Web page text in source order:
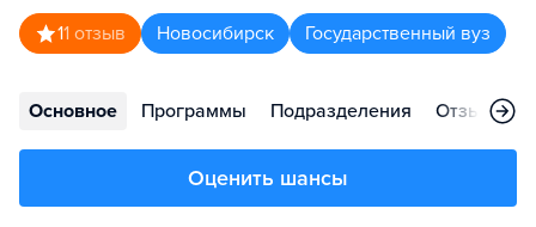
11 отзыв Новосибирск Государственный вуз
Основное Программы Подразделения Отзывы
Оценить шансы